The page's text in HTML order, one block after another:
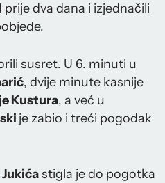
dva dana i izjednačili
susret. U 6. minuti u
, dvije minute kasnije
Kustura, a već u
je zabio i treći pogodak
Jukićastigla je do pogotka